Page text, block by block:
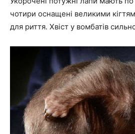
чотири оснащені великими
для риття. Хвіст у вомбатів